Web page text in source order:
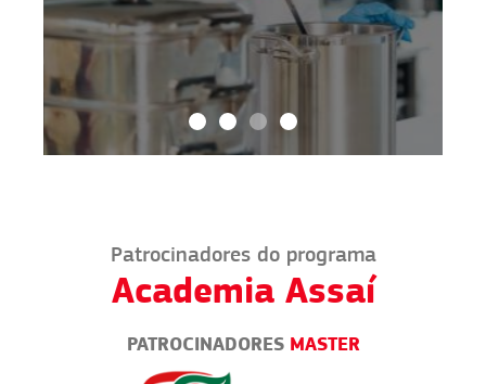
Patrocinadores do programa
Academia Assaí
PATROCINADORES MASTER